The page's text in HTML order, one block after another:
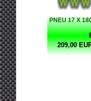
PNEU 17 X
209,00